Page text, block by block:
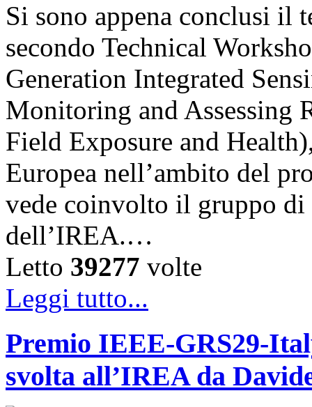
Si sono appena conclusi il
secondo Technical
Generation Integrated
Monitoring and Assessing
Field Exposure and
Europea nell’ambito del
vede coinvolto il gruppo
dell’IREA.…
Letto 39277 volte
Leggi tutto...
Premio IEEE-GRS29-
svolta all’IREA da